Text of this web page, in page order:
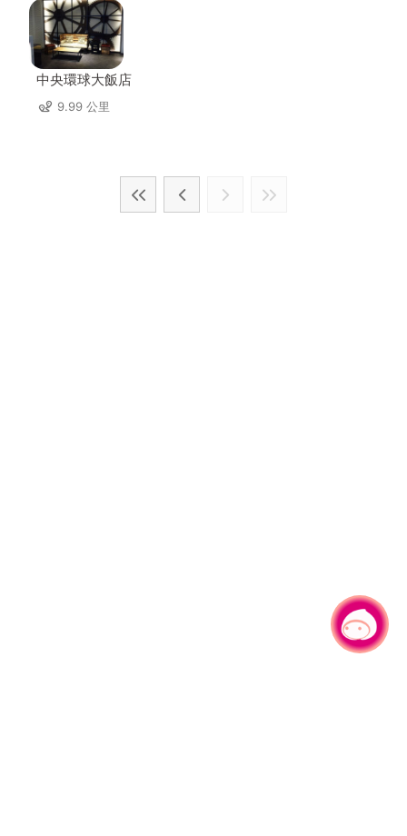
中央環球大飯店
9.99 公里